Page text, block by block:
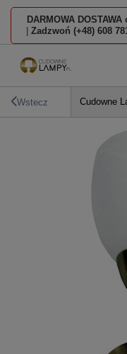
DARMOWA DOSTAWA
Zadzwoń (+48) 608
Wstecz Cudowne